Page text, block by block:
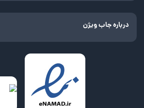
درباره جاب ویژن